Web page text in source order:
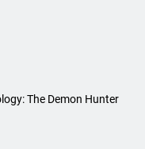
The Demon Hunter